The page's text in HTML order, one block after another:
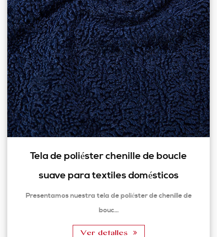
Tela de poliéster chenille de boucle
suave para textiles domésticos
Presentamos nuestra tela de poliéster de chenille de
bouc...
Ver detalles